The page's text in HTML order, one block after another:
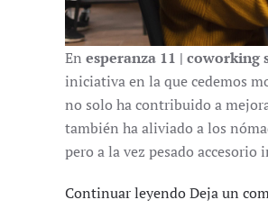
En esperanza 11 | coworking
iniciativa en la que cedemos
no solo ha contribuido a
también ha aliviado a los
pero a la vez pesado accesorio
Continuar leyendoDeja un